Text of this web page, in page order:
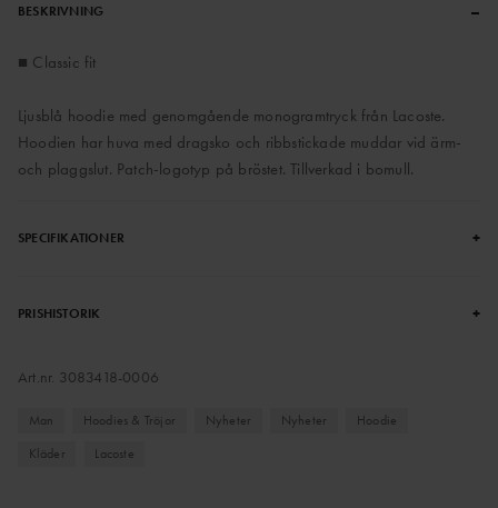
BESKRIVNING –
■ Classic fit
Ljusblå hoodie med genomgående monogramtryck från Lacoste.
Hoodien har huva med dragsko och ribbstickade muddar vid ärm-
och plaggslut. Patch-logotyp på bröstet. Tillverkad i bomull.
SPECIFIKATIONER +
PRISHISTORIK +
Art.nr. 3083418-0006
Man Hoodies & Tröjor Nyheter Nyheter
Hoodie
Kläder
Lacoste